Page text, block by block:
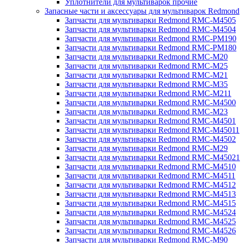
Уплотнители для мультиварок прочие
Запасные части и аксессуары для мультиварок Redmond
Запчасти для мультиварки Redmond RMC-M4505
Запчасти для мультиварки Redmond RMC-M4504
Запчасти для мультиварки Redmond RMC-PM190
Запчасти для мультиварки Redmond RMC-PM180
Запчасти для мультиварки Redmond RMC-M20
Запчасти для мультиварки Redmond RMC-M25
Запчасти для мультиварки Redmond RMC-M21
Запчасти для мультиварки Redmond RMC-M35
Запчасти для мультиварки Redmond RMC-M211
Запчасти для мультиварки Redmond RMC-M4500
Запчасти для мультиварки Redmond RMC-M23
Запчасти для мультиварки Redmond RMC-M4501
Запчасти для мультиварки Redmond RMC-M45011
Запчасти для мультиварки Redmond RMC-M4502
Запчасти для мультиварки Redmond RMC-M29
Запчасти для мультиварки Redmond RMC-M45021
Запчасти для мультиварки Redmond RMC-M4510
Запчасти для мультиварки Redmond RMC-M4511
Запчасти для мультиварки Redmond RMC-M4512
Запчасти для мультиварки Redmond RMC-M4513
Запчасти для мультиварки Redmond RMC-M4515
Запчасти для мультиварки Redmond RMC-M4524
Запчасти для мультиварки Redmond RMC-M4525
Запчасти для мультиварки Redmond RMC-M4526
Запчасти для мультиварки Redmond RMC-M90